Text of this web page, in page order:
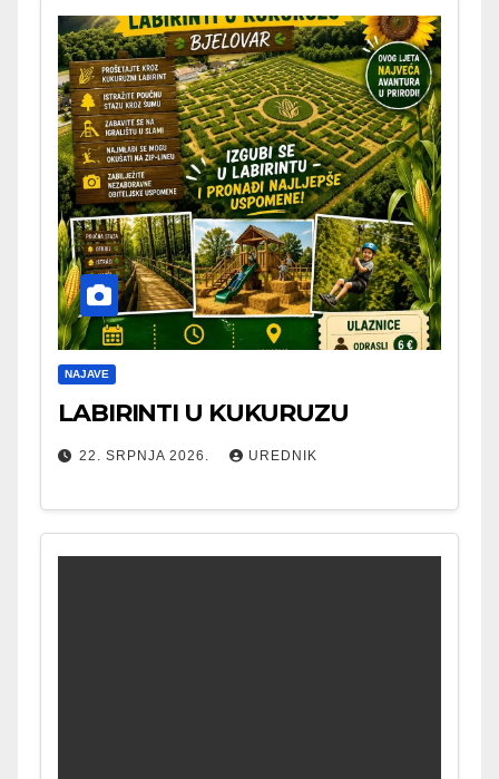
NAJAVE
LABIRINTI U KUKURUZU
22. SRPNJA 2026. UREDNIK